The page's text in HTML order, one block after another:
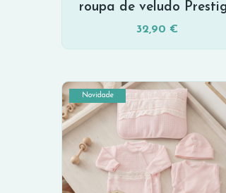
roupa de veludo
32,90 €
Novidade